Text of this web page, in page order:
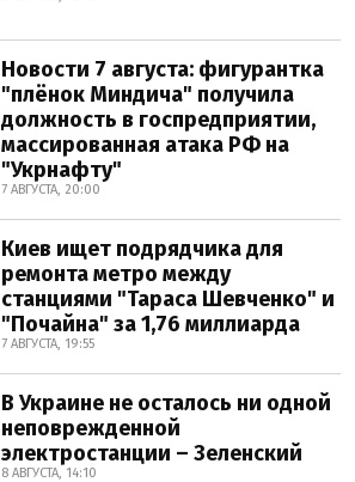
Новости 7 августа: фигурантка
"плёнок Миндича" получила
должность в госпредприятии,
массированная атака РФ на
"Укрнафту"
7 АВГУСТА, 20:00
Киев ищет подрядчика для
ремонта метро между
станциями "Тараса Шевченко" и
"Почайна" за 1,76 миллиарда
7 АВГУСТА, 19:55
В Украине не осталось ни одной
неповрежденной
электростанции – Зеленский
8 АВГУСТА, 14:10